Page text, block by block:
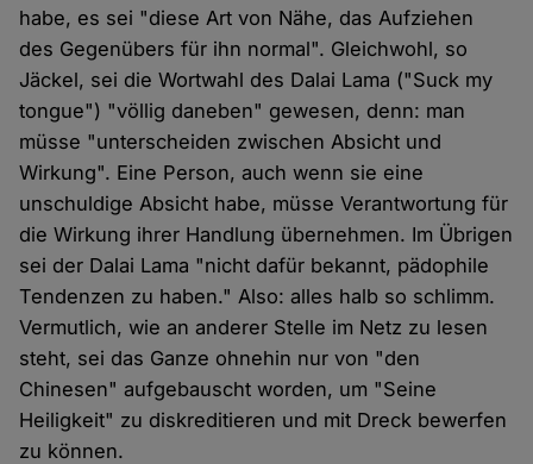
habe, es sei "diese Art von Nähe, das Aufziehen
des Gegenübers für ihn normal". Gleichwohl, so
Jäckel, sei die Wortwahl des Dalai Lama ("Suck my
tongue") "völlig daneben" gewesen, denn: man
müsse "unterscheiden zwischen Absicht und
Wirkung". Eine Person, auch wenn sie eine
unschuldige Absicht habe, müsse Verantwortung für
die Wirkung ihrer Handlung übernehmen. Im Übrigen
sei der Dalai Lama "nicht dafür bekannt, pädophile
Tendenzen zu haben." Also: alles halb so schlimm.
Vermutlich, wie an anderer Stelle im Netz zu lesen
steht, sei das Ganze ohnehin nur von "den
Chinesen" aufgebauscht worden, um "Seine
Heiligkeit" zu diskreditieren und mit Dreck bewerfen
zu können.